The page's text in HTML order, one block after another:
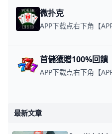
微扑克
首儲獲贈100%回饋
最新文章